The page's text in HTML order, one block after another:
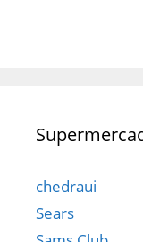
chedraui
Sears